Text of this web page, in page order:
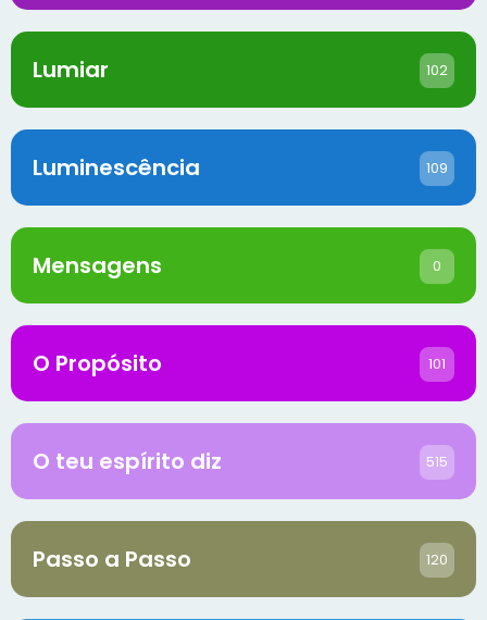
Lumiar 102
Luminescência 109
Mensagens 0
O Propósito 101
O teu espírito diz 515
Passo a Passo 120